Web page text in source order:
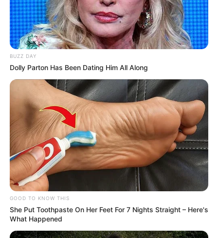
BUZZ DAY
Dolly Parton Has Been Dating Him All Along
GOOD TO KNOW THIS
She Put Toothpaste On Her Feet For 7 Nights Straight – Here's
What Happened